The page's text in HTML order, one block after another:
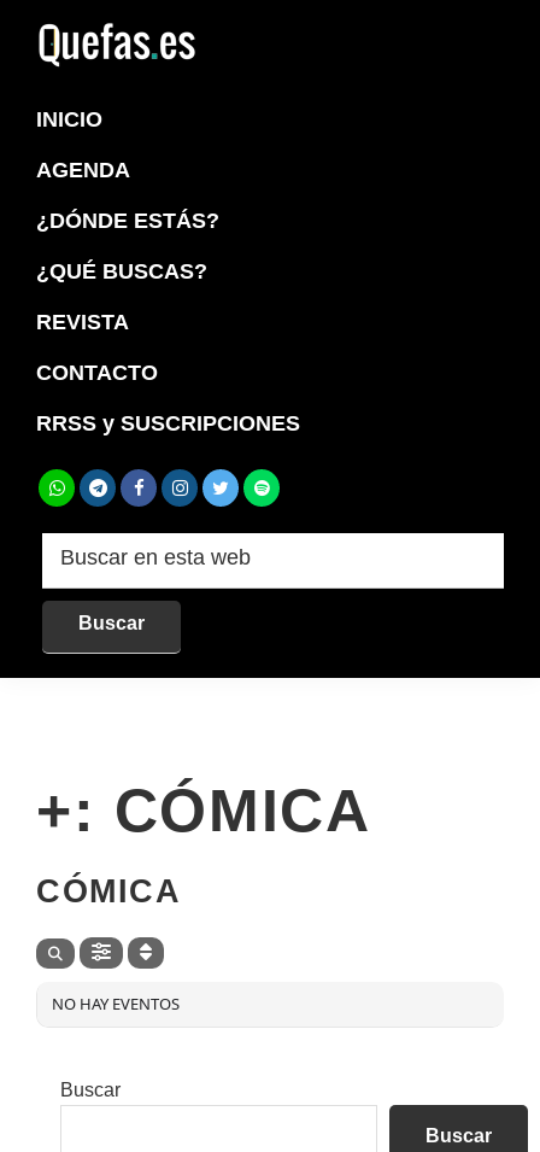
navegación
principal
principal
INICIO
AGENDA
¿DÓNDE ESTÁS?
¿QUÉ BUSCAS?
REVISTA
CONTACTO
RRSS y SUSCRIPCIONES
Buscar
web
+: CÓMICA
CÓMICA
NO HAY EVENTOS
Barra
Buscar
Buscar